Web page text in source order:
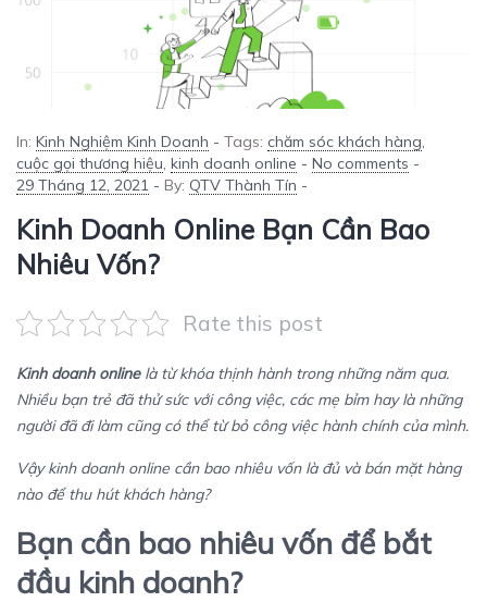
In: Kinh Nghiệm Kinh Doanh - Tags: chăm sóc khách hàng,
cuộc gọi thương hiệu, kinh doanh online - No comments -
29 Tháng 12, 2021 - By: QTV Thành Tín -
Kinh Doanh Online Bạn Cần Bao
Nhiêu Vốn?
Rate this post
Kinh doanh online là từ khóa thịnh hành trong những năm qua.
Nhiều bạn trẻ đã thử sức với công việc, các mẹ bỉm hay là những
người đã đi làm cũng có thể từ bỏ công việc hành chính của mình.
Vậy kinh doanh online cần bao nhiêu vốn là đủ và bán mặt hàng
nào để thu hút khách hàng?
Bạn cần bao nhiêu vốn để bắt
đầu kinh doanh?